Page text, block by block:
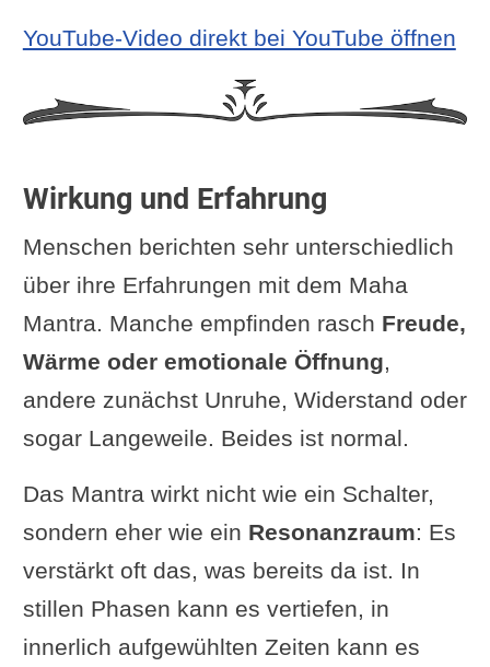
YouTube-Video direkt bei YouTube öffnen
Wirkung und Erfahrung
Menschen berichten sehr unterschiedlich
über ihre Erfahrungen mit dem Maha
Mantra. Manche empfinden rasch Freude,
Wärme oder emotionale Öffnung,
andere zunächst Unruhe, Widerstand oder
sogar Langeweile. Beides ist normal.
Das Mantra wirkt nicht wie ein Schalter,
sondern eher wie ein Resonanzraum: Es
verstärkt oft das, was bereits da ist. In
stillen Phasen kann es vertiefen, in
innerlich aufgewühlten Zeiten kann es